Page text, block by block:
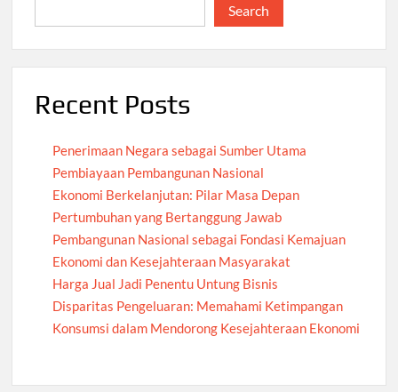
Search
Recent Posts
Penerimaan Negara sebagai Sumber Utama
Pembiayaan Pembangunan Nasional
Ekonomi Berkelanjutan: Pilar Masa Depan
Pertumbuhan yang Bertanggung Jawab
Pembangunan Nasional sebagai Fondasi Kemajuan
Ekonomi dan Kesejahteraan Masyarakat
Harga Jual Jadi Penentu Untung Bisnis
Disparitas Pengeluaran: Memahami Ketimpangan
Konsumsi dalam Mendorong Kesejahteraan Ekonomi